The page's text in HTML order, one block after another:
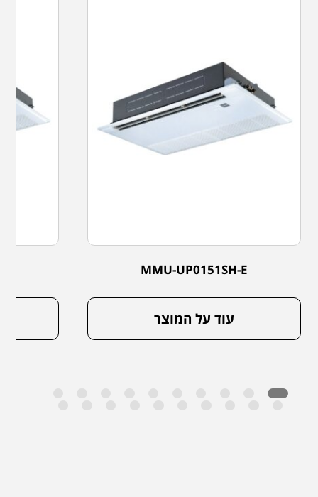
MMU-UP0151SH-E
עוד על המוצר